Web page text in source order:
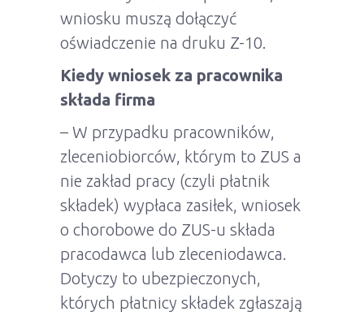
wniosku muszą dołączyć
oświadczenie na druku Z-10.
Kiedy wniosek za pracownika
składa firma
– W przypadku pracowników,
zleceniobiorców, którym to ZUS a
nie zakład pracy (czyli płatnik
składek) wypłaca zasiłek, wniosek
o chorobowe do ZUS-u składa
pracodawca lub zleceniodawca.
Dotyczy to ubezpieczonych,
których płatnicy składek zgłaszają